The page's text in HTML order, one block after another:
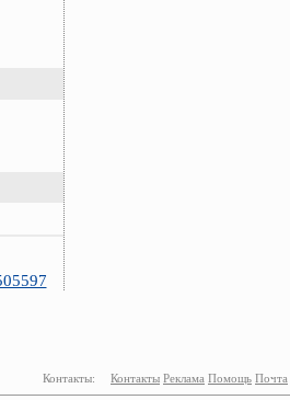
Контакты: Контакты Реклама Помощь Почта